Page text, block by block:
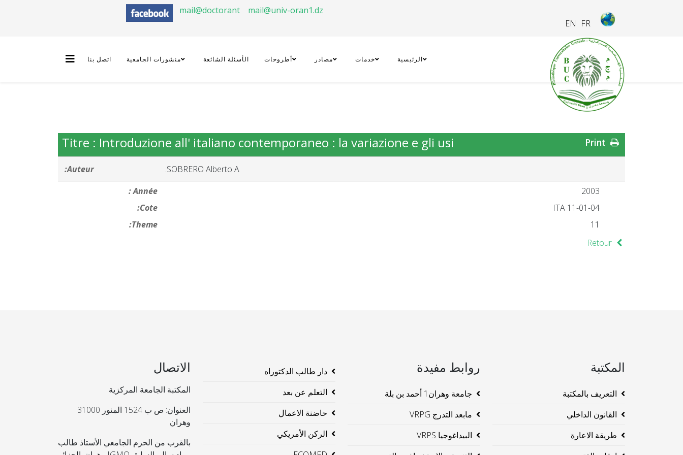
FR
EN
mail@doctorant mail@univ-oran1.dz
الرئيسية خدمات مصادر أطروحات الأسئلة الشائعة منشورات الجامعية اتصل بنا
Titre : Introduzione all' italiano contemporaneo : la variazione e gli usi
Auteur:
SOBRERO Alberto A.
Année :
2003
Cote:
ITA 11-01-04
Theme:
11
Retour
المكتبة
التعريف بالمكتبة
القانون الداخلي
طريقة الاعارة
روابط مفيدة
جامعة وهران1 أحمد بن بلة
مابعد التدرج VRPG
البيداغوجيا VRPS
دار طالب الدكتوراه
التعلم عن بعد
حاضنة الاعمال
الركن الأمريكي
الاتصال
المكتبة الجامعة المركزية
العنوان: ص ب 1524 المنور 31000
وهران
بالقرب من الحرم الجامعي الأستاذ طالب